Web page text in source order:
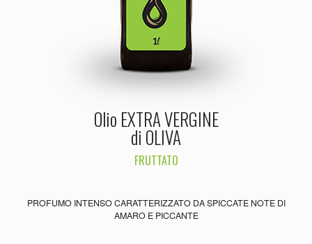
Olio EXTRA VERGINE
di OLIVA
FRUTTATO
PROFUMO INTENSO CARATTERIZZATO DA SPICCATE NOTE DI
AMARO E PICCANTE